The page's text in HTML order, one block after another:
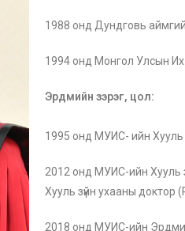
1988 онд Дундговь
1994 онд Монгол Улсын Их
Эрдмийн зэрэг, цол:
1995 онд МУИС- ийн Хууль
2012 онд МУИС-ийн Хууль
Хууль зүйн ухааны доктор
2018 онд МУИС-ийн